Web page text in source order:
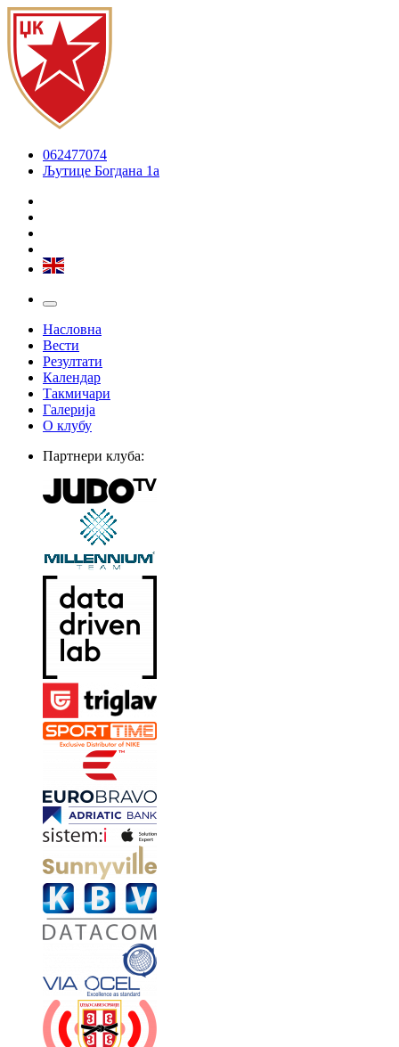
062477074
Љутице Богдана 1а
Насловна
Вести
Резултати
Календар
Такмичари
Галерија
О клубу
Партнери клуба: